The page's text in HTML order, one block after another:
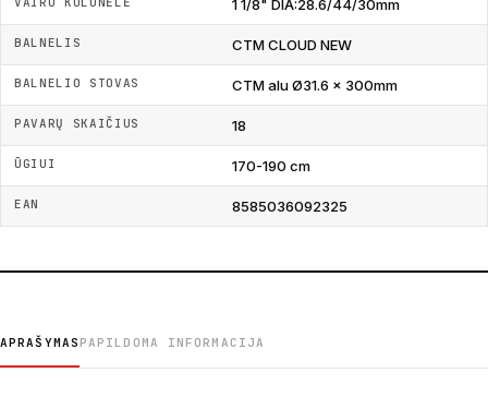
1 1/8" DIA:28.6/44/30mm
BALNELIS CTM CLOUD NEW
BALNELIO STOVAS CTM alu Ø31.6 x 300mm
PAVARŲ SKAIČIUS 18
ŪGIUI 170-190 cm
EAN 8585036092325
APRAŠYMAS PAPILDOMA INFORMACIJA